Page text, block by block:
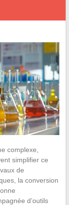
complexe,
simplifier ce
de
la conversion
d’outils